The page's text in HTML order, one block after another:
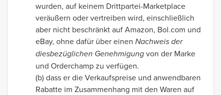
wurden, auf keinem Drittpartei-Marketplace
veräußern oder vertreiben wird, einschließlich
aber nicht beschränkt auf Amazon, Bol.com und
eBay, ohne dafür über einen Nachweis der
diesbezüglichen Genehmigungvon der Marke
und Orderchamp zu verfügen.
(b) dass er die Verkaufspreise und anwendbaren
Rabatte im Zusammenhang mit den Waren auf